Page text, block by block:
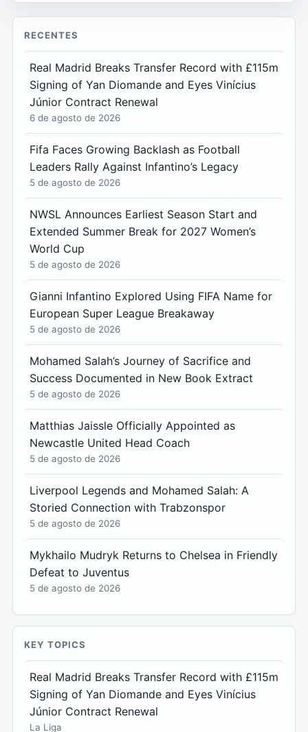
RECENTES
Real Madrid Breaks Transfer Record with £115m
Signing of Yan Diomande and Eyes Vinícius
Júnior Contract Renewal
6 de agosto de 2026
Fifa Faces Growing Backlash as Football
Leaders Rally Against Infantino’s Legacy
5 de agosto de 2026
NWSL Announces Earliest Season Start and
Extended Summer Break for 2027 Women’s
World Cup
5 de agosto de 2026
Gianni Infantino Explored Using FIFA Name for
European Super League Breakaway
5 de agosto de 2026
Mohamed Salah’s Journey of Sacrifice and
Success Documented in New Book Extract
5 de agosto de 2026
Matthias Jaissle Officially Appointed as
Newcastle United Head Coach
5 de agosto de 2026
Liverpool Legends and Mohamed Salah: A
Storied Connection with Trabzonspor
5 de agosto de 2026
Mykhailo Mudryk Returns to Chelsea in Friendly
Defeat to Juventus
5 de agosto de 2026
KEY TOPICS
Real Madrid Breaks Transfer Record with £115m
Signing of Yan Diomande and Eyes Vinícius
Júnior Contract Renewal
La Liga